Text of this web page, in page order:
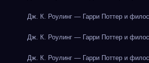
Дж. К. Роулинг — Гарри Поттер и
Дж. К. Роулинг — Гарри Поттер и
Дж. К. Роулинг — Гарри Поттер и